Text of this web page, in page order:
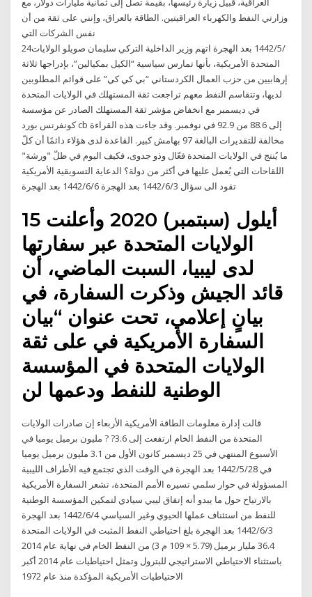
وزارتي النفط والكهرباء العراقيتين. الطاقة بالعراق، وإنني على ثقة من أن
نفس الشركات التي
24‏‏/5‏‏/1442 بعد الهجرة اتهم وزير الداخلية التركي سليمان صويلو الولايات
المتحدة الأمريكية، بأنها تمارس سياسية “الكيل بمكيالين”، بإدراجها ثلاثة
إرهابيين من حزب العمال الكردستاني “بي كي كي” على قوائم المطلوبين
لديها، وتتقاسم النفط معهم تراجعت ثقة المستهلك في الولايات المتحدة
في ديسمبر مع انخفاض مؤشر ثقة المستهلك الصادر عن مؤسسة
كونفرنس بورد cb إلى 88.6 من 92.9 في نوفمبر. وقد جاءت هذه القراءة
مخالفة للتقديرات البالغة 97 بهامش كبير. القاعدة لدى هؤلاء دائمًا أن كلّ
ما يُنتج في الولايات المتحدة فعّال وذو جدوى، فكيف اليوم في ظلّ "ورشة"
اللقاحات التي يُعمل عليها في أكثر من دولة؟ الدعاية التسويقية الأمريكية
تقود الى سؤال 3‏‏/6‏‏/1442 بعد الهجرة 6‏‏/6‏‏/1442 بعد الهجرة
15 أيلول (سبتمبر) 2020 وأعلنت
الولايات المتحدة عبر سفارتها
لدى ليبيا، السبت الماضي، أن
قائد الجيش وذكرت السفارة، في
بيانٍ إعلامي، تحت عنوان “بيان
السفارة الأمريكية في على ثقة
الولايات المتحدة في المؤسسة
الوطنية للنفط ودعمها لن
قالت إدارة معلومات الطاقة الأمريكية الأربعاء إن صادرات الولايات
المتحدة من النفط الخام ارتفعت إلى 3.6? ? مليون برميل يوميا في
الأسبوع المنتهي في 25 ديسمبر كانون الأول من 3.1 مليون برميل يوميا
في 28‏‏/5‏‏/1442 بعد الهجرة في الوقت الذي تجتمع فيه الأطراف الليبية
المسؤولة في حوار سلمي تسيره الأمم المتحدة، تشعر السفارة الأمريكية
بالارتياح حول ما يبدو أنه إتفاق ليبي سيادي لتمكين المؤسسة الوطنية
للنفط من استئناف عملها الحيوي وغير السياسي 4‏‏/6‏‏/1442 بعد الهجرة
3‏‏/6‏‏/1442 بعد الهجرة بلغ احتياطي النفط المثبت في الولايات المتحدة
36.4 مليار برميل (5.79 × 109 م 3) من النفط الخام في نهاية عام 2014
باستثناء الاحتياطي الاستراتيجي للبترول وتمثل احتياطيات عام 2014 أكبر
الاحتياطيات الأمريكية المؤكدة منذ عام 1972